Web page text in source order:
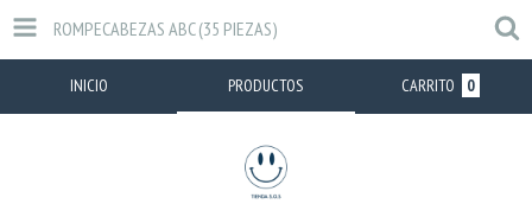
ROMPECABEZAS ABC (35 PIEZAS)
INICIO PRODUCTOS CARRITO 0